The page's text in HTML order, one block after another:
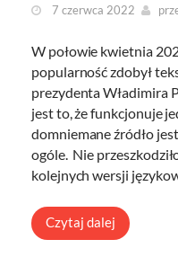
7 czerwca 2022
W połowie kwietnia
popularność zdobył
prezydenta Władimira
jest to, że funkcjonuje
domniemane źródło
ogóle. Nie
kolejnych wersji
Czytaj dalej